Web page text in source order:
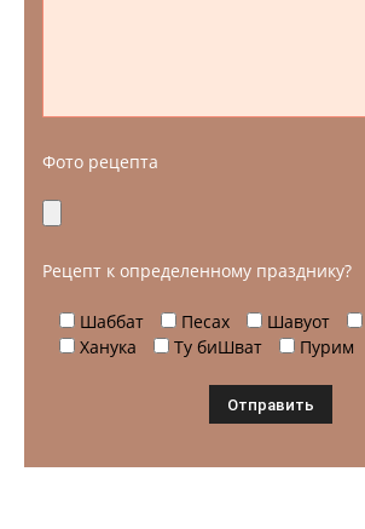
Фото рецепта
Рецепт к определенному празднику?
Шаббат Песах Шавуот
Ханука
Ту биШват Пурим